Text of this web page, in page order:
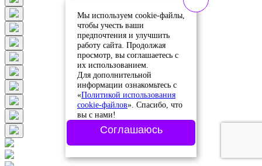
Мы используем cookie-файлы,
чтобы учесть ваши
предпочтения и улучшить
работу сайта. Продолжая
просмотр, вы соглашаетесь с
их использованием.
Для дополнительной
информации ознакомьтесь с
«Политикой использования
cookie-файлов». Спасибо, что
вы с нами!
Соглашаюсь